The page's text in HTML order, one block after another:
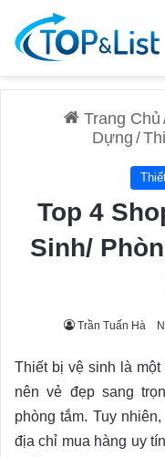
Trang Chủ
Dựng /
Top 4
Sinh/
Trần Tuấn Hà
Thiết bị vệ sinh là
nên vẻ đẹp sang
phòng tắm. Tuy
địa chỉ mua hàng uy